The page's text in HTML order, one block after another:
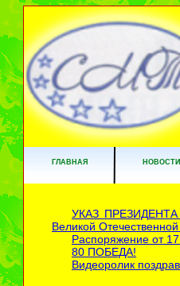
ГЛАВНАЯ НОВОСТИ
УКАЗ ПРЕЗИДЕНТА
Великой
Распоряжение от
80 ПОБЕДА!
Видеоролик